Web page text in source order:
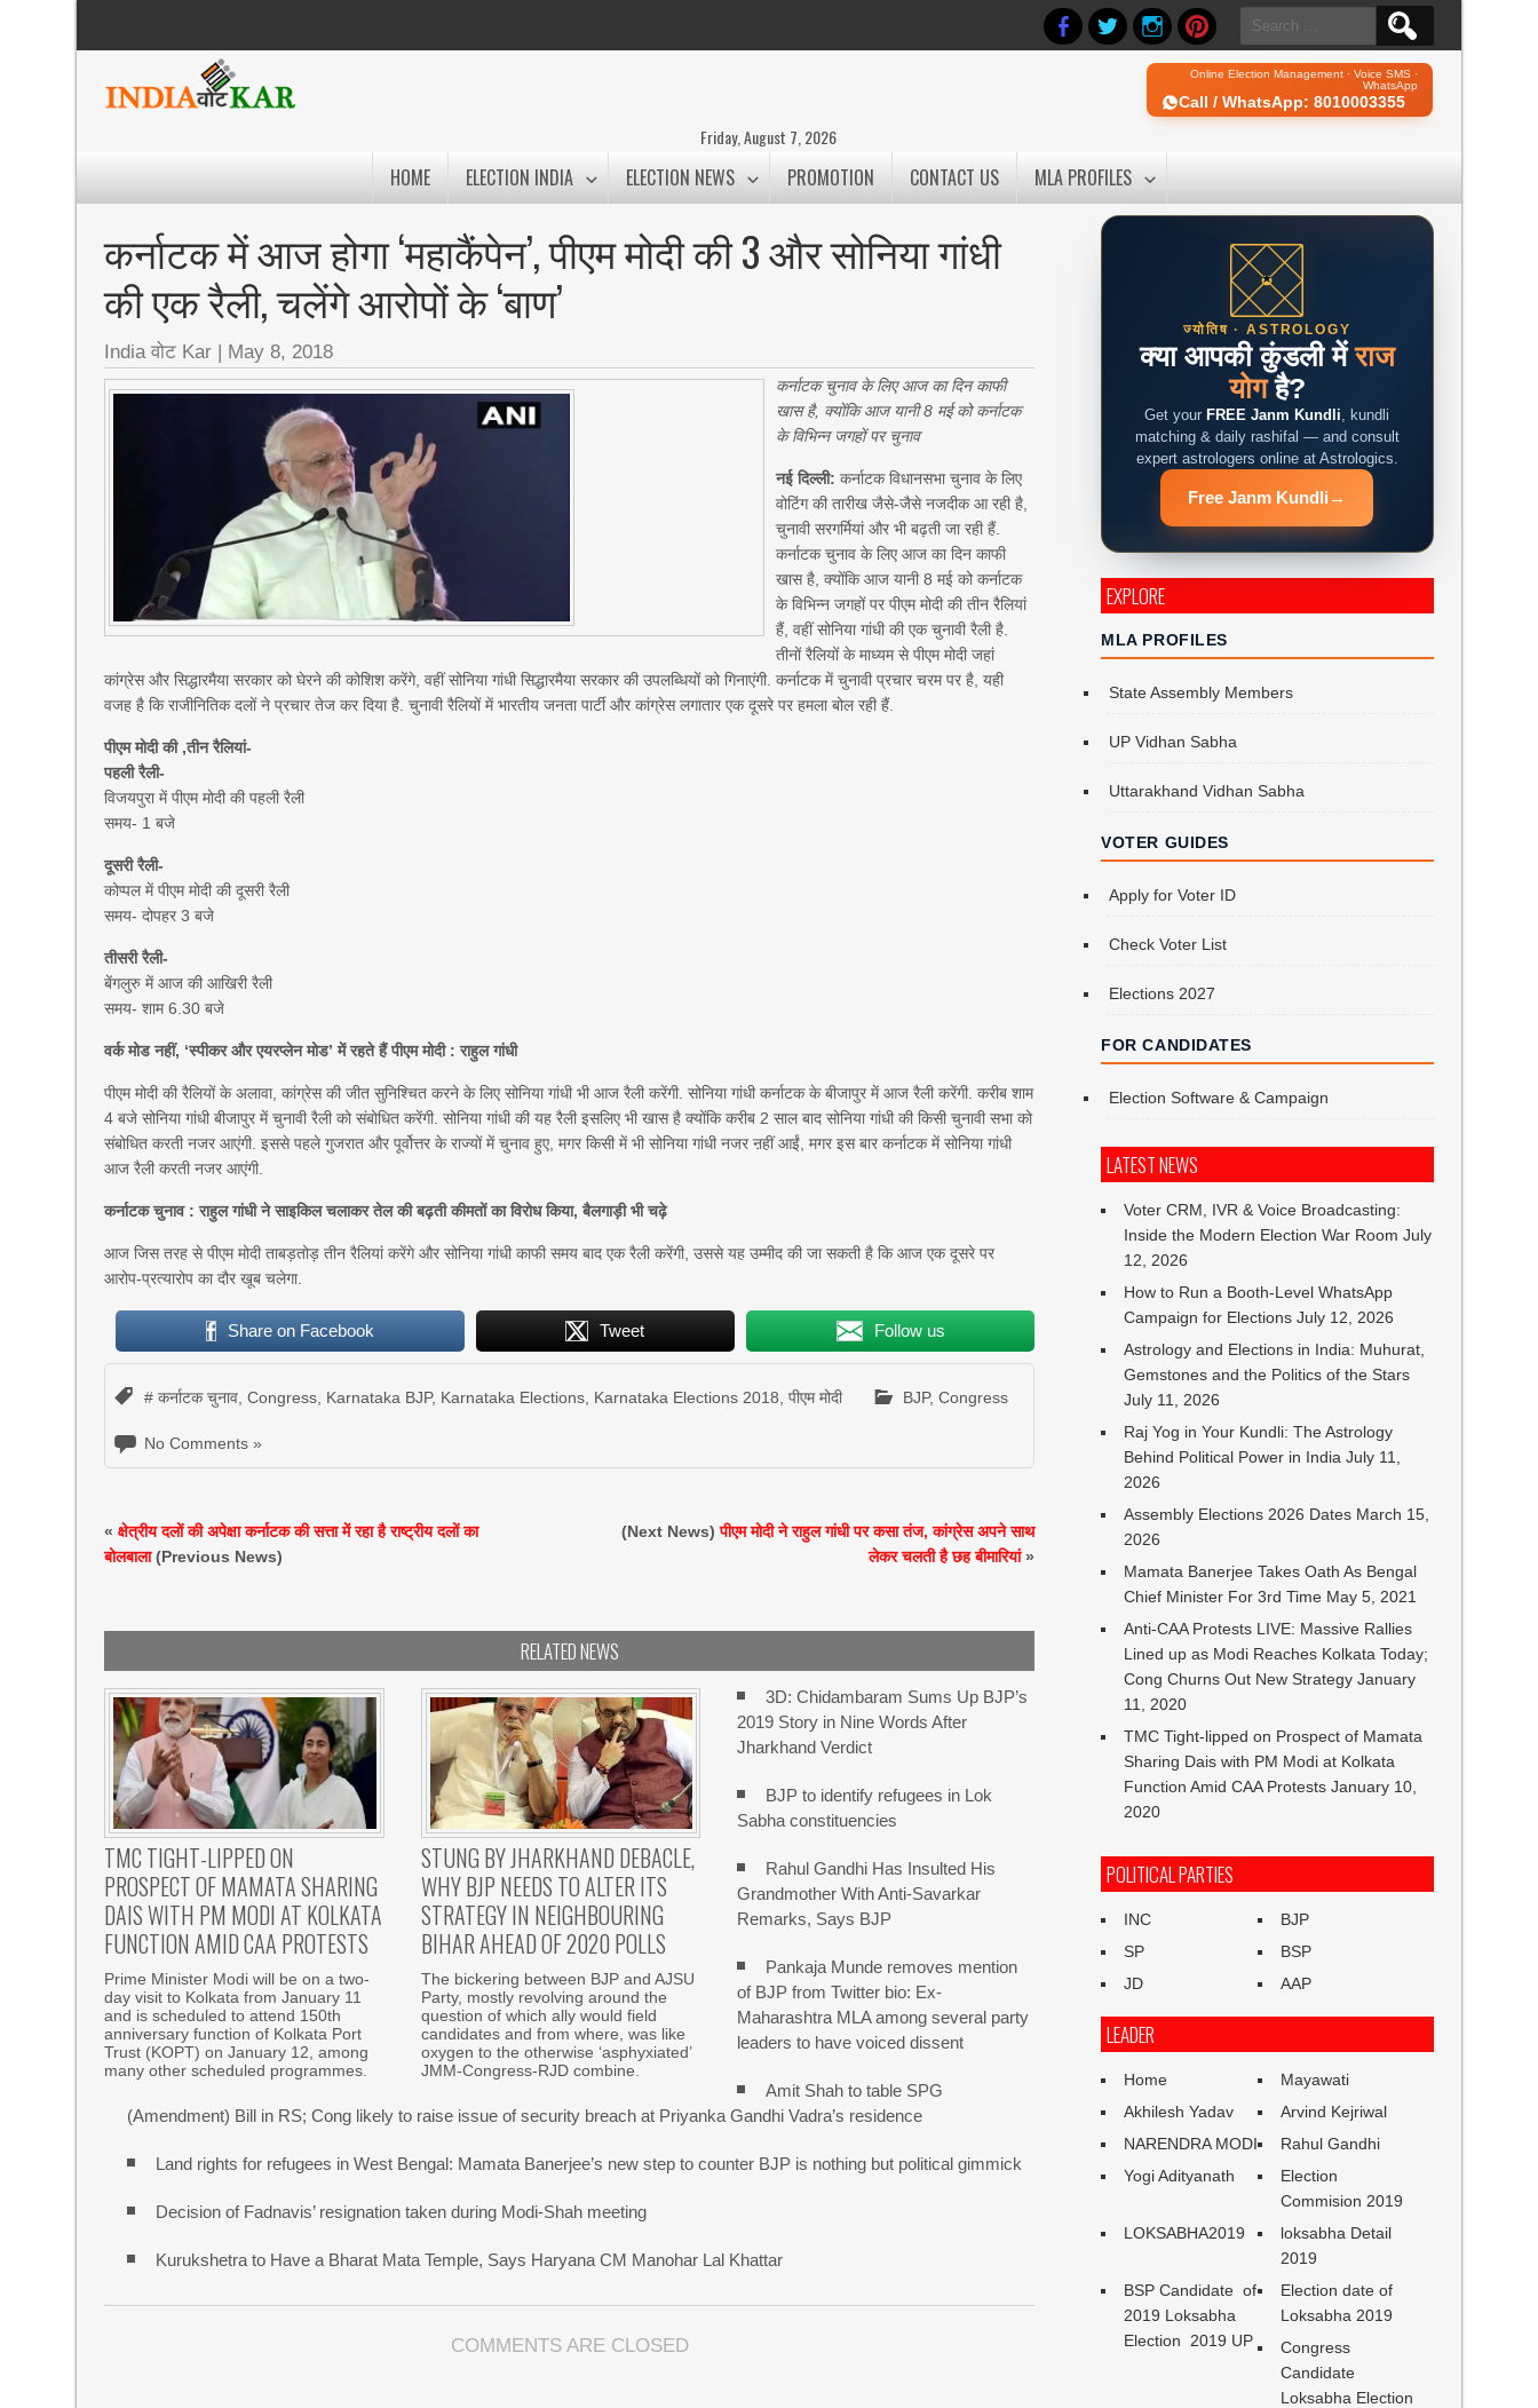
Search
for:
Online Election Management · Voice SMS ·
WhatsApp
Call / WhatsApp: 8010003355
Friday, August 7, 2026
HOME ELECTION INDIA ELECTION NEWS PROMOTION CONTACT US MLA PROFILES
कर्नाटक में आज होगा ‘महाकैंपेन’, पीएम मोदी की 3 और सोनिया गांधी
की एक रैली, चलेंगे आरोपों के ‘बाण’
India वोट Kar | May 8, 2018
कर्नाटक चुनाव के लिए आज का दिन काफी
खास है, क्योंकि आज यानी 8 मई को कर्नाटक
के विभिन्न जगहों पर चुनाव
नई दिल्ली: कर्नाटक विधानसभा चुनाव के लिए
वोटिंग की तारीख जैसे-जैसे नजदीक आ रही है,
चुनावी सरगर्मियां और भी बढ़ती जा रही हैं.
कर्नाटक चुनाव के लिए आज का दिन काफी
खास है, क्योंकि आज यानी 8 मई को कर्नाटक
के विभिन्न जगहों पर पीएम मोदी की तीन रैलियां
हैं, वहीं सोनिया गांधी की एक चुनावी रैली है.
तीनों रैलियों के माध्यम से पीएम मोदी जहां
कांग्रेस और सिद्धारमैया सरकार को घेरने की कोशिश करेंगे, वहीं सोनिया गांधी सिद्धारमैया सरकार की उपलब्धियों को गिनाएंगी. कर्नाटक में चुनावी प्रचार चरम पर है, यही
वजह है कि राजीनितिक दलों ने प्रचार तेज कर दिया है. चुनावी रैलियों में भारतीय जनता पार्टी और कांग्रेस लगातार एक दूसरे पर हमला बोल रही हैं.
पीएम मोदी की ,तीन रैलियां-
पहली रैली-
विजयपुरा में पीएम मोदी की पहली रैली
समय- 1 बजे
दूसरी रैली-
कोप्पल में पीएम मोदी की दूसरी रैली
समय- दोपहर 3 बजे
तीसरी रैली-
बेंगलुरु में आज की आखिरी रैली
समय- शाम 6.30 बजे
वर्क मोड नहीं, ‘स्पीकर और एयरप्लेन मोड’ में रहते हैं पीएम मोदी : राहुल गांधी
पीएम मोदी की रैलियों के अलावा, कांग्रेस की जीत सुनिश्चित करने के लिए सोनिया गांधी भी आज रैली करेंगी. सोनिया गांधी कर्नाटक के बीजापुर में आज रैली करेंगी. करीब शाम
4 बजे सोनिया गांधी बीजापुर में चुनावी रैली को संबोधित करेंगी. सोनिया गांधी की यह रैली इसलिए भी खास है क्योंकि करीब 2 साल बाद सोनिया गांधी की किसी चुनावी सभा को
संबोधित करती नजर आएंगी. इससे पहले गुजरात और पूर्वोत्तर के राज्यों में चुनाव हुए, मगर किसी में भी सोनिया गांधी नजर ऩहीं आईं, मगर इस बार कर्नाटक में सोनिया गांधी
आज रैली करती नजर आएंगी.
कर्नाटक चुनाव : राहुल गांधी ने साइकिल चलाकर तेल की बढ़ती कीमतों का विरोध किया, बैलगाड़ी भी चढ़े
आज जिस तरह से पीएम मोदी ताबड़तोड़ तीन रैलियां करेंगे और सोनिया गांधी काफी समय बाद एक रैली करेंगी, उससे यह उम्मीद की जा सकती है कि आज एक दूसरे पर
आरोप-प्रत्यारोप का दौर खूब चलेगा.
Share on Facebook Tweet Follow us
# कर्नाटक चुनाव ,Congress Karnataka BJP, Karnataka Elections Karnataka Elections 2018 ,पीएम मोदी BJP,Congress
No Comments »
«क्षेत्रीय दलों की अपेक्षा कर्नाटक की सत्ता में रहा है राष्ट्रीय दलों का
बोलबाला(Previous News)
(Next News)पीएम मोदी ने राहुल गांधी पर कसा तंज, कांग्रेस अपने साथ
लेकर चलती है छह बीमारियां»
RELATED NEWS
TMC TIGHT-LIPPED ON
PROSPECT OF MAMATA SHARING
DAIS WITH PM MODI AT KOLKATA
FUNCTION AMID CAA PROTESTS
Prime Minister Modi will be on a two-
day visit to Kolkata from January 11
and is scheduled to attend 150th
anniversary function of Kolkata Port
Trust (KOPT) on January 12, among
many other scheduled programmes.
STUNG BY JHARKHAND DEBACLE,
WHY BJP NEEDS TO ALTER ITS
STRATEGY IN NEIGHBOURING
BIHAR AHEAD OF 2020 POLLS
The bickering between BJP and AJSU
Party, mostly revolving around the
question of which ally would field
candidates and from where, was like
oxygen to the otherwise ‘asphyxiated’
JMM-Congress-RJD combine.
3D: Chidambaram Sums Up BJP’s
2019 Story in Nine Words After
Jharkhand Verdict
BJP to identify refugees in Lok
Sabha constituencies
Rahul Gandhi Has Insulted His
Grandmother With Anti-Savarkar
Remarks, Says BJP
Pankaja Munde removes mention
of BJP from Twitter bio: Ex-
Maharashtra MLA among several party
leaders to have voiced dissent
Amit Shah to table SPG
(Amendment) Bill in RS; Cong likely to raise issue of security breach at Priyanka Gandhi Vadra’s residence
Land rights for refugees in West Bengal: Mamata Banerjee’s new step to counter BJP is nothing but political gimmick
Decision of Fadnavis’ resignation taken during Modi-Shah meeting
Kurukshetra to Have a Bharat Mata Temple, Says Haryana CM Manohar Lal Khattar
COMMENTS ARE CLOSED
ज्योतिष · ASTROLOGY
क्या आपकी कुंडली मेंराज
योगहै?
Get your FREE Janm Kundli, kundli
matching & daily rashifal — and consult
expert astrologers online at Astrologics.
Free Janm Kundli →
EXPLORE
MLA PROFILES
State Assembly Members
UP Vidhan Sabha
Uttarakhand Vidhan Sabha
VOTER GUIDES
Apply for Voter ID
Check Voter List
Elections 2027
FOR CANDIDATES
Election Software & Campaign
LATEST NEWS
Voter CRM, IVR & Voice Broadcasting:
Inside the Modern Election War Room July
12, 2026
How to Run a Booth-Level WhatsApp
Campaign for Elections July 12, 2026
Astrology and Elections in India: Muhurat,
Gemstones and the Politics of the Stars
July 11, 2026
Raj Yog in Your Kundli: The Astrology
Behind Political Power in India July 11,
2026
Assembly Elections 2026 Dates March 15,
2026
Mamata Banerjee Takes Oath As Bengal
Chief Minister For 3rd Time May 5, 2021
Anti-CAA Protests LIVE: Massive Rallies
Lined up as Modi Reaches Kolkata Today;
Cong Churns Out New Strategy January
11, 2020
TMC Tight-lipped on Prospect of Mamata
Sharing Dais with PM Modi at Kolkata
Function Amid CAA Protests January 10,
2020
POLITICAL PARTIES
INC
BJP
SP
BSP
JD
AAP
LEADER
Home
Mayawati
Akhilesh Yadav
Arvind Kejriwal
NARENDRA MODI
Rahul Gandhi
Yogi Adityanath
Election
Commision 2019
LOKSABHA2019
loksabha Detail
2019
BSP Candidate of
2019 Loksabha
Election 2019 UP
Election date of
Loksabha 2019
Congress
Candidate
Loksabha Election